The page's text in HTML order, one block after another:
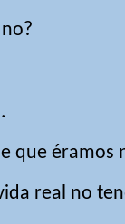
que éramos
real no